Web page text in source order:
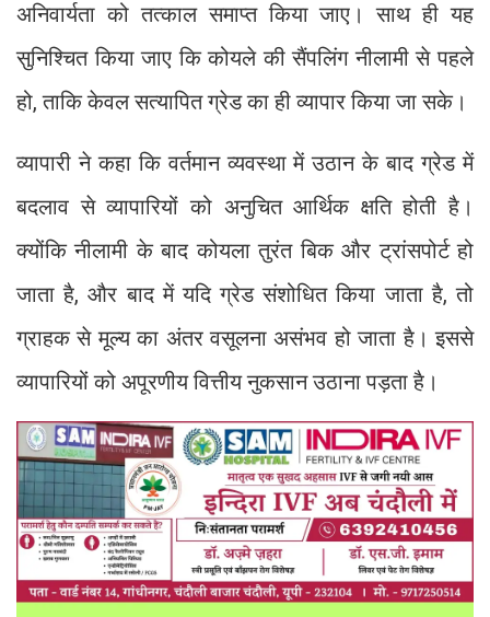
अनिवार्यता को तत्काल समाप्त किया जाए। साथ ही यह
सुनिश्चित किया जाए कि कोयले की सैंपलिंग नीलामी से पहले
हो, ताकि केवल सत्यापित ग्रेड का ही व्यापार किया जा सके।
व्यापारी ने कहा कि वर्तमान व्यवस्था में उठान के बाद ग्रेड में
बदलाव से व्यापारियों को अनुचित आर्थिक क्षति होती है।
क्योंकि नीलामी के बाद कोयला तुरंत बिक और ट्रांसपोर्ट हो
जाता है, और बाद में यदि ग्रेड संशोधित किया जाता है, तो
ग्राहक से मूल्य का अंतर वसूलना असंभव हो जाता है। इससे
व्यापारियों को अपूरणीय वित्तीय नुकसान उठाना पड़ता है।